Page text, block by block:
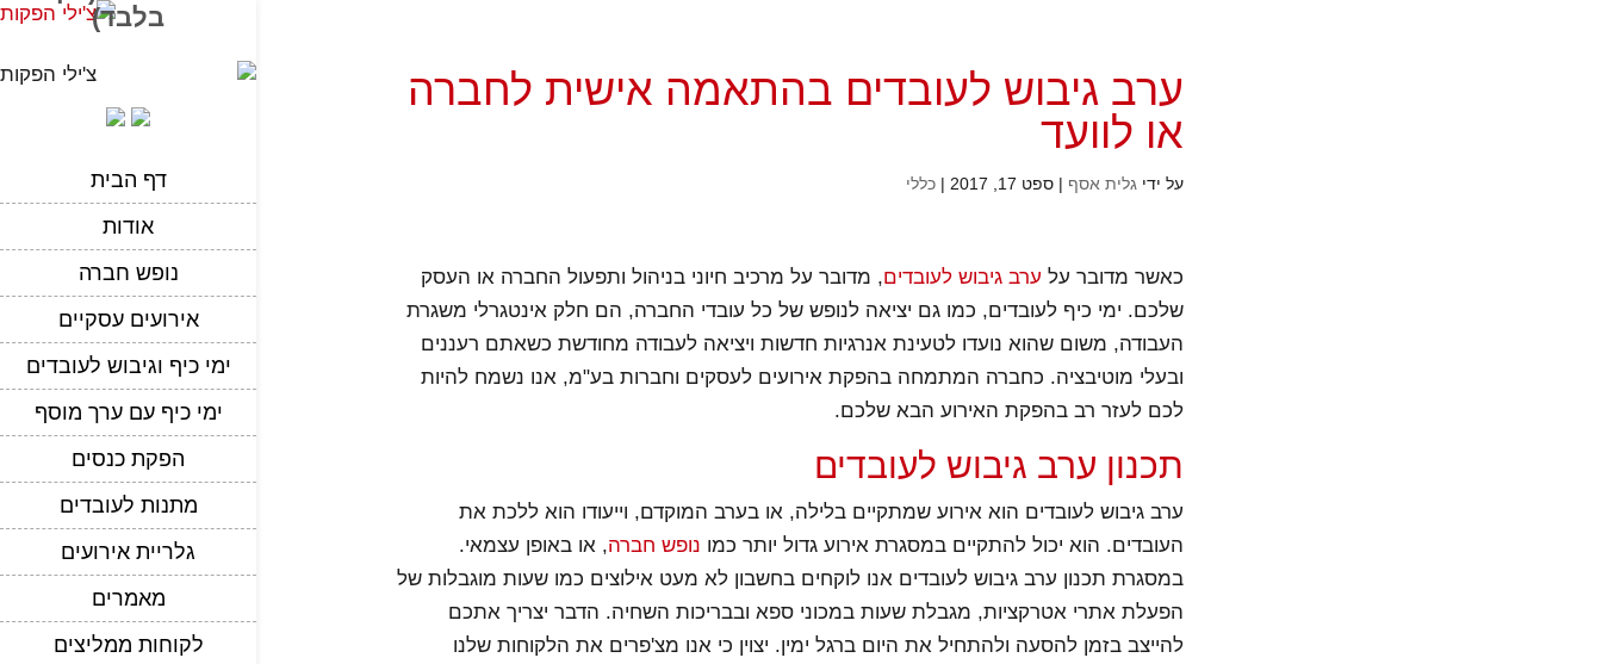
בלבד)
דף הבית
אודות
נופש חברה
אירועים עסקיים
ימי כיף וגיבוש לעובדים
ימי כיף עם ערך מוסף
הפקת כנסים
מתנות לעובדים
גלריית אירועים
מאמרים
לקוחות ממליצים
ערב גיבוש לעובדים בהתאמה אישית לחברה
או לוועד
על ידיגלית אסף |ספט 17, 2017 |כללי
כאשר מדובר על ערב גיבוש לעובדים, מדובר על מרכיב חיוני בניהול ותפעול החברה או העסק
שלכם. ימי כיף לעובדים, כמו גם יציאה לנופש של כל עובדי החברה, הם חלק אינטגרלי משגרת
העבודה, משום שהוא נועדו לטעינת אנרגיות חדשות ויציאה לעבודה מחודשת כשאתם רעננים
ובעלי מוטיבציה. כחברה המתמחה בהפקת אירועים לעסקים וחברות בע"מ, אנו נשמח להיות
לכם לעזר רב בהפקת האירוע הבא שלכם.
תכנון ערב גיבוש לעובדים
ערב גיבוש לעובדים הוא אירוע שמתקיים בלילה, או בערב המוקדם, וייעודו הוא ללכת את
העובדים. הוא יכול להתקיים במסגרת אירוע גדול יותר כמו נופש חברה, או באופן עצמאי.
במסגרת תכנון ערב גיבוש לעובדים אנו לוקחים בחשבון לא מעט אילוצים כמו שעות מוגבלות של
הפעלת אתרי אטרקציות, מגבלת שעות במכוני ספא ובבריכות השחיה. הדבר יצריך אתכם
להייצב בזמן להסעה ולהתחיל את היום ברגל ימין. יצוין כי אנו מצ'פרים את הלקוחות שלנו